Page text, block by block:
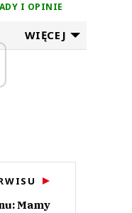
I OPINIE
WIĘCEJ
Mamy